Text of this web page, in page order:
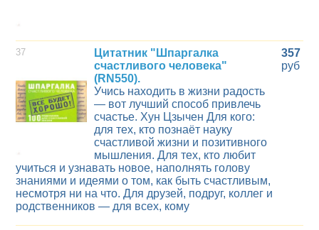
37
Цитатник "Шпаргалка
счастливого человека"
(RN550).
Учись находить в жизни радость
— вот лучший способ привлечь
счастье. Хун Цзычен Для кого:
для тех, кто познаёт науку
счастливой жизни и позитивного
мышления. Для тех, кто любит
учиться и узнавать новое, наполнять голову
знаниями и идеями о том, как быть счастливым,
несмотря ни на что. Для друзей, подруг, коллег и
родственников — для всех, кому
357
руб